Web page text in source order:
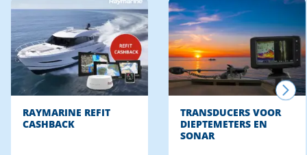
RAYMARINE REFIT
CASHBACK
TRANSDUCERS VOOR
DIEPTEMETERS EN
SONAR